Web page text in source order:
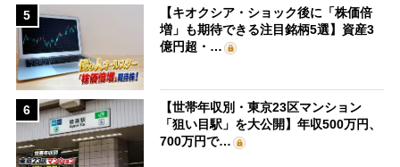
5
【キオクシア・ショック後に「株価倍
増」も期待できる注目銘柄5選】資産3
億円超・…
6
【世帯年収別・東京23区マンション
「狙い目駅」を大公開】年収500万円、
700万円で…